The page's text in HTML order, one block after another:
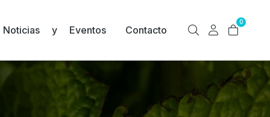
Noticias y Eventos Contacto
0